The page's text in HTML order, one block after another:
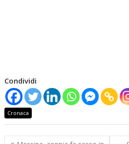
Condividi
Cronaca